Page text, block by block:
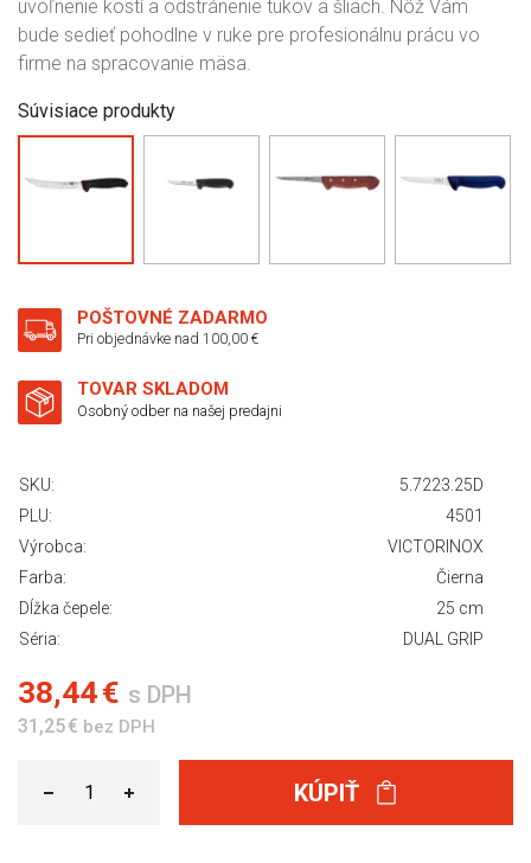
uvoľnenie kostí a odstránenie tukov a šliach. Nôž Vám
bude sedieť pohodlne v ruke pre profesionálnu prácu vo
firme na spracovanie mäsa.
Súvisiace produkty
POŠTOVNÉ ZADARMO
Pri objednávke nad 100,00 €
TOVAR SKLADOM
Osobný odber na našej predajni
SKU:
5.7223.25D
PLU:
4501
Výrobca:
VICTORINOX
Farba:
Čierna
Dĺžka čepele:
25 cm
Séria:
DUAL GRIP
38,44 € s DPH
31,25 € bez DPH
KÚPIŤ